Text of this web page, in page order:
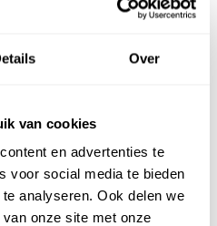
Over
van cookies
en advertenties te
voor social media te bieden
analyseren. Ook delen we
onze site met onze